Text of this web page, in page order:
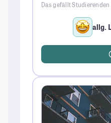
Das gefällt Studierenden
allg.